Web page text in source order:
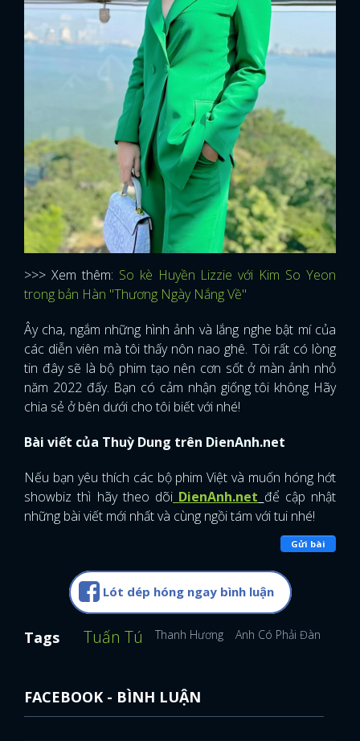
>>> Xem thêm: So kè Huyền Lizzie với Kim So Yeon
trong bản Hàn "Thương Ngày Nắng Về"
Ây cha, ngắm những hình ảnh và lắng nghe bật mí của
các diễn viên mà tôi thấy nôn nao ghê. Tôi rất có lòng
tin đây sẽ là bộ phim tạo nên cơn sốt ở màn ảnh nhỏ
năm 2022 đấy. Bạn có cảm nhận giống tôi không Hãy
chia sẻ ở bên dưới cho tôi biết với nhé!
Bài viết của Thuỳ Dung trên DienAnh.net
Nếu bạn yêu thích các bộ phim Việt và muốn hóng hớt
showbiz thì hãy theo dõi DienAnh.net để cập nhật
những bài viết mới nhất và cùng ngồi tám với tui nhé!
Gửi bài
Lót dép hóng ngay bình luận
Tags Tuấn Tú Thanh Hương Anh Có Phải Đàn Ông
FACEBOOK - BÌNH LUẬN